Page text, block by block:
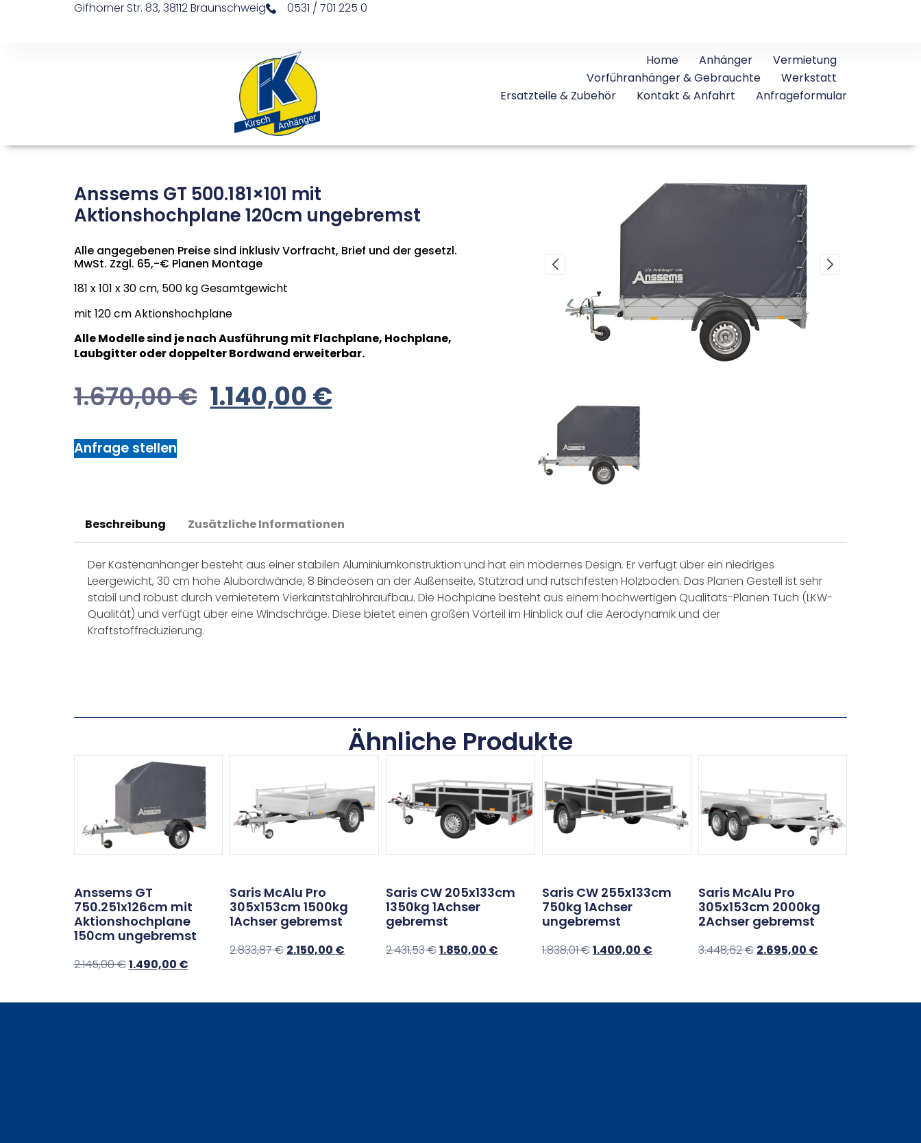
Gifhorner Str. 83, 38112 Braunschweig 0531 / 701 225 0
Home Anhänger
Vermietung
Vorführanhänger & Gebrauchte
Werkstatt
Ersatzteile & Zubehör
Kontakt & Anfahrt Anfrageformular
Anssems GT 500.181×101 mit
Aktionshochplane 120cm ungebremst
Alle angegebenen Preise sind inklusiv Vorfracht, Brief und der gesetzl.
MwSt. Zzgl. 65,-€ Planen Montage
181 x 101 x 30 cm, 500 kg Gesamtgewicht
mit 120 cm Aktionshochplane
Alle Modelle sind je nach Ausführung mit Flachplane, Hochplane,
Laubgitter oder doppelter Bordwand erweiterbar.
1.670,00€ 1.140,00€
Anfrage stellen
Beschreibung Zusätzliche Informationen
Der Kastenanhänger besteht aus einer stabilen Aluminiumkonstruktion und hat ein modernes Design. Er verfügt über ein niedriges
Leergewicht, 30 cm hohe Alubordwände, 8 Bindeösen an der Außenseite, Stützrad und rutschfesten Holzboden. Das Planen Gestell ist sehr
stabil und robust durch vernietetem Vierkantstahlrohraufbau. Die Hochplane besteht aus einem hochwertigen Qualitäts-Planen Tuch (LKW-
Qualität) und verfügt über eine Windschräge. Diese bietet einen großen Vorteil im Hinblick auf die Aerodynamik und der
Kraftstoffreduzierung.
Ähnliche Produkte
Anssems GT
750.251x126cm mit
Aktionshochplane
150cm ungebremst
2.145,00€1.490,00 €
Saris McAlu Pro
305x153cm 1500kg
1Achser gebremst
2.833,87€ 2.150,00 €
Saris CW 205x133cm
1350kg 1Achser
gebremst
2.431,53€1.850,00 €
Saris CW 255x133cm
750kg 1Achser
ungebremst
1.838,01€1.400,00 €
Saris McAlu Pro
305x153cm 2000kg
2Achser gebremst
3.448,62€ 2.695,00 €